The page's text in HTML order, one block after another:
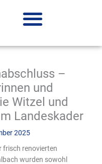
–
und
Witzel und
Landeskader
2025
frisch renovierten
wurden sowohl